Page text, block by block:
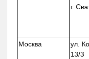
г.
Москва ул.
13/3